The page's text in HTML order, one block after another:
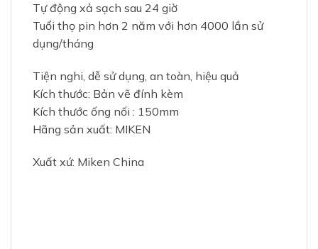
Tự động xả sạch sau 24 giờ
Tuổi thọ pin hơn 2 năm với hơn 4000 lần sử
dụng/tháng
Tiện nghi, dễ sử dụng, an toàn, hiệu quả
Kích thước: Bản vẽ đính kèm
Kích thước ống nối : 150mm
Hãng sản xuất: MIKEN
Xuất xứ: Miken China